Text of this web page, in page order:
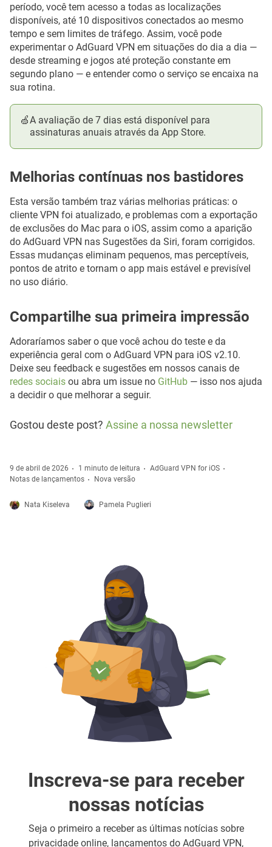
período, você tem acesso a todas as localizações
disponíveis, até 10 dispositivos conectados ao mesmo
tempo e sem limites de tráfego. Assim, você pode
experimentar o AdGuard VPN em situações do dia a dia —
desde streaming e jogos até proteção constante em
segundo plano — e entender como o serviço se encaixa na
sua rotina.
🍏A avaliação de 7 dias está disponível para
assinaturas anuais através da App Store.
Melhorias contínuas nos bastidores
Esta versão também traz várias melhorias práticas: o
cliente VPN foi atualizado, e problemas com a exportação
de exclusões do Mac para o iOS, assim como a aparição
do AdGuard VPN nas Sugestões da Siri, foram corrigidos.
Essas mudanças eliminam pequenos, mas perceptíveis,
pontos de atrito e tornam o app mais estável e previsível
no uso diário.
Compartilhe sua primeira impressão
Adoraríamos saber o que você achou do teste e da
experiência geral com o AdGuard VPN para iOS v2.10.
Deixe seu feedback e sugestões em nossos canais de
redes sociais ou abra um issue no GitHub — isso nos ajuda
a decidir o que melhorar a seguir.
Gostou deste post? Assine a nossa newsletter
9 de abril de 2026 1 minuto de leitura
AdGuard VPN for iOS
Notas de lançamentos
Nova versão
Nata Kiseleva Pamela Puglieri
Inscreva-se para receber
nossas notícias
Seja o primeiro a receber as últimas notícias sobre
privacidade online, lançamentos do AdGuard VPN,